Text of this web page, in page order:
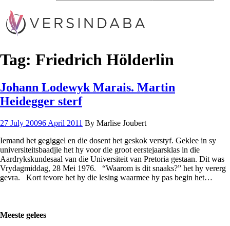
Tag: Friedrich Hölderlin
Johann Lodewyk Marais. Martin
Heidegger sterf
27 July 20096 April 2011 By Marlise Joubert
Iemand het gegiggel en die dosent het geskok verstyf. Geklee in sy
universiteitsbaadjie het hy voor die groot eerstejaarsklas in die
Aardrykskundesaal van die Universiteit van Pretoria gestaan. Dit was
Vrydagmiddag, 28 Mei 1976. “Waarom is dit snaaks?” het hy vererg
gevra. Kort tevore het hy die lesing waarmee hy pas begin het…
Meeste gelees